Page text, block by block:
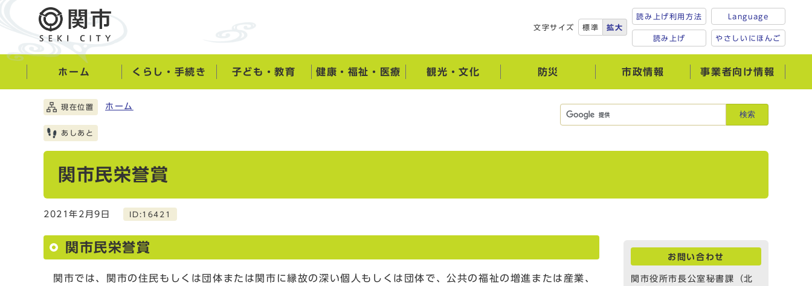
文字サイズ 標準 拡大
読み上げ利用方法
読み上げ
Language
やさしいにほんご
ホーム くらし・手続き 子ども・教育 健康・福祉・医療 観光・文化 防災 市政情報 事業者向け情報
検索
現在位置 ホーム
あしあと
関市民栄誉賞
2021年2月9日 ID:16421
関市民栄誉賞
関市では、関市の住民もしくは団体または関市に縁故の深い個人もしくは団体で、公共の福祉の増進または産業、
お問い合わせ
関市役所市長公室秘書課（北